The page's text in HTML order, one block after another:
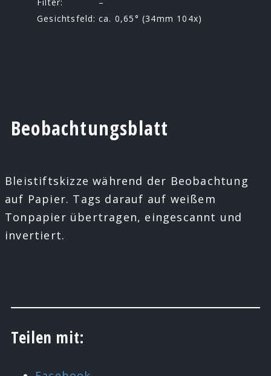
Gesichtsfeld: ca. 0,65° (34mm 104x)
Beobachtungsblatt
Bleistiftskizze während der Beobachtung
auf Papier. Tags darauf auf weißem
Tonpapier übertragen, eingescannt und
invertiert.
Teilen mit: